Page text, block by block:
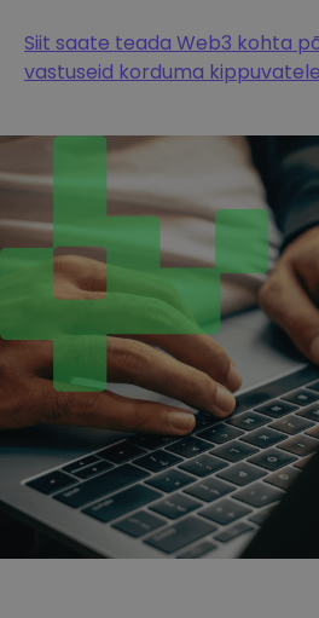
Siit saate teada Web3 kohta
vastuseid korduma